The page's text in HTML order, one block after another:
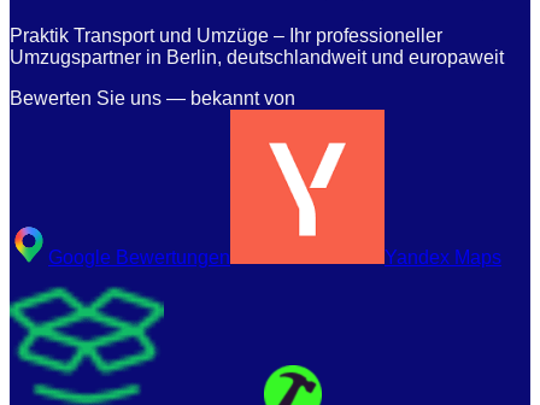
Praktik Transport und Umzüge – Ihr professioneller
Umzugspartner in Berlin, deutschlandweit und europaweit
Bewerten Sie uns — bekannt von
Google Bewertungen Yandex Maps